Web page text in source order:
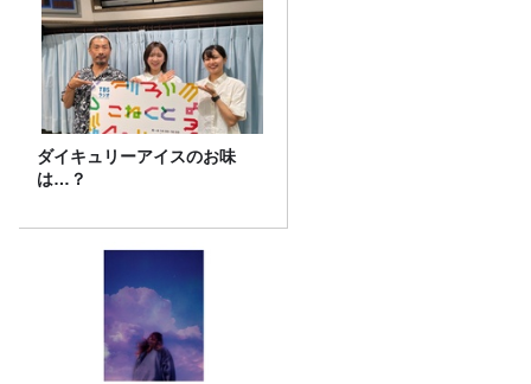
ダイキュリーアイスのお味
は…？